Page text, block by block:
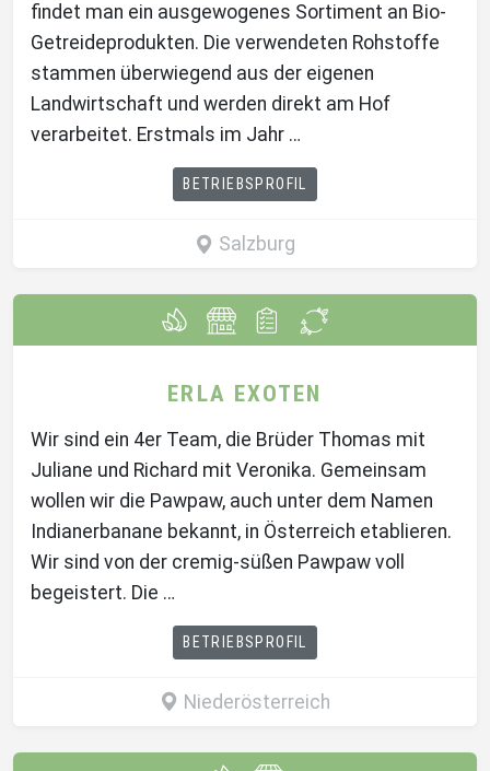
findet man ein ausgewogenes Sortiment an Bio-
Getreideprodukten. Die verwendeten Rohstoffe
stammen überwiegend aus der eigenen
Landwirtschaft und werden direkt am Hof
verarbeitet. Erstmals im Jahr …
BETRIEBSPROFIL
Salzburg
ERLA EXOTEN
Wir sind ein 4er Team, die Brüder Thomas mit
Juliane und Richard mit Veronika. Gemeinsam
wollen wir die Pawpaw, auch unter dem Namen
Indianerbanane bekannt, in Österreich etablieren.
Wir sind von der cremig-süßen Pawpaw voll
begeistert. Die …
BETRIEBSPROFIL
Niederösterreich